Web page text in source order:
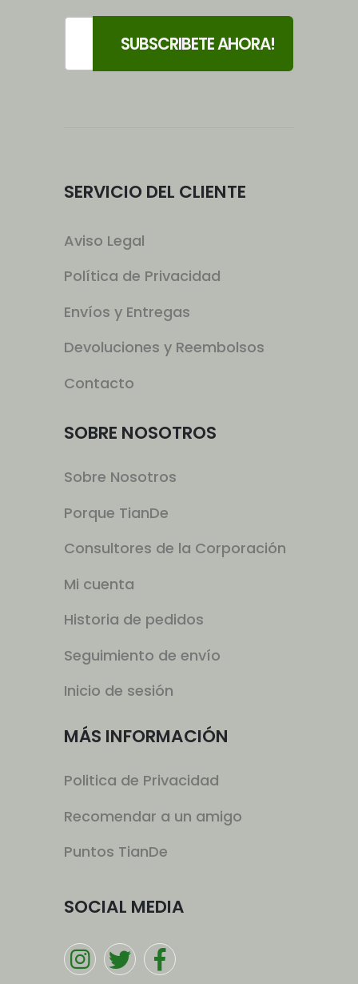
SERVICIO DEL CLIENTE
Aviso Legal
Política de Privacidad
Envíos y Entregas
Devoluciones y Reembolsos
Contacto
SOBRE NOSOTROS
Sobre Nosotros
Porque TianDe
Consultores de la Corporación
Mi cuenta
Historia de pedidos
Seguimiento de envío
Inicio de sesión
MÁS INFORMACIÓN
Politica de Privacidad
Recomendar a un amigo
Puntos TianDe
SOCIAL MEDIA